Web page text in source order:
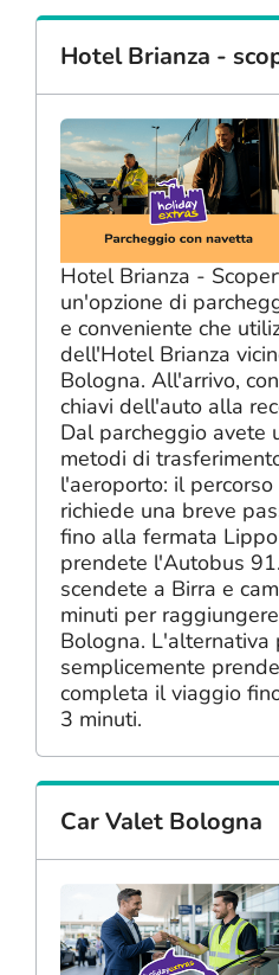
Hotel Brianza -
Hotel Brianza -
un'opzione di
e conveniente che
dell'Hotel Brianza
Bologna. All'arrivo,
chiavi dell'auto alla
Dal parcheggio avete
metodi di
l'aeroporto: il
richiede una breve
fino alla fermata
prendete l'Autobus
scendete a Birra e
minuti per
Bologna. L'alternativa
semplicemente
completa il viaggio
3 minuti.
Car Valet Bologna